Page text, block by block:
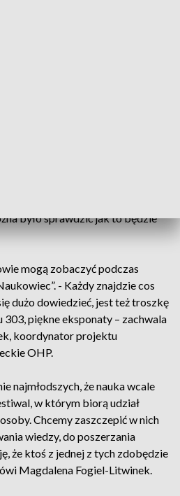
było sprawdzić jak to będzie
mogą zobaczyć podczas
- Każdy znajdzie cos
dużo dowiedzieć, jest też troszkę
piękne eksponaty – zachwala
koordynator projektu
OHP.
najmłodszych, że nauka wcale
w którym biorą udział
Chcemy zaszczepić w nich
wiedzy, do poszerzania
że ktoś z jednej z tych zdobędzie
Magdalena Fogiel-Litwinek.